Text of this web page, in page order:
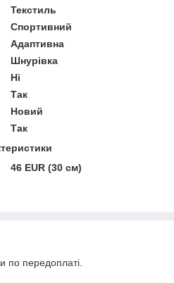
Текстиль
Спортивний
Адаптивна
Шнурівка
Ні
Так
Новий
Так
46 EUR (30 см)
по передоплаті.